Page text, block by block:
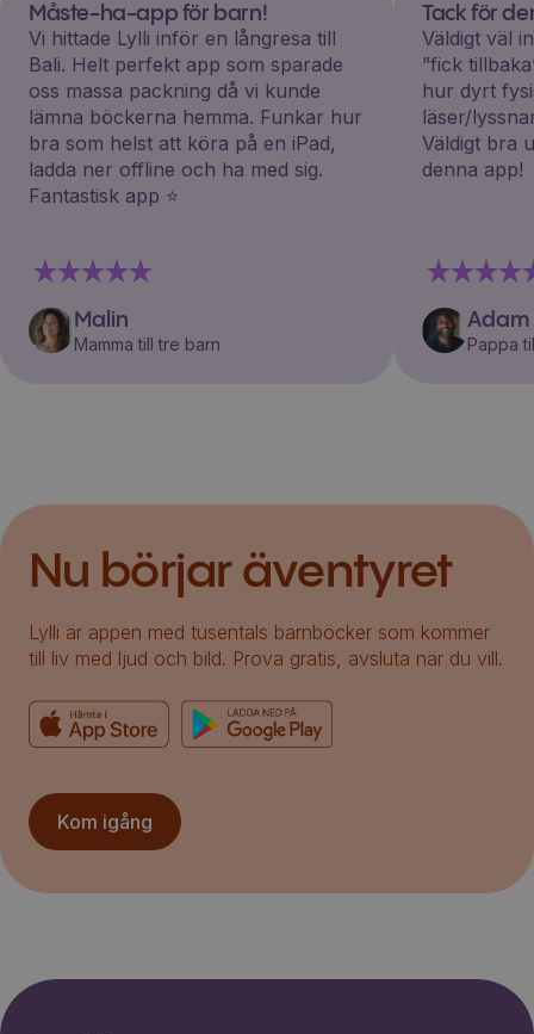
Måste-ha-app för barn!
Vi hittade Lylli inför en långresa till
Bali. Helt perfekt app som sparade
oss massa packning då vi kunde
lämna böckerna hemma. Funkar hur
bra som helst att köra på en iPad,
ladda ner offline och ha med sig.
Fantastisk app ⭐️
Malin
Mamma till tre barn
Tack för
Väldigt väl
”fick
hur dyrt
läser/
Väldigt bra
denna app!
Adam
Pappa
Nu börjar äventyret
Lylli är appen med tusentals barnböcker som kommer
till liv med ljud och bild. Prova gratis, avsluta när du vill.
Kom igång